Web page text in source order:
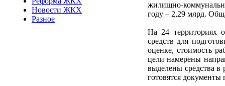
Новости ЖКХ
Разное
жилищно-
году – 2,29 млрд.
На 24 территориях
средств для
оценке, стоимость
цели намерены
выделены средства
готовятся